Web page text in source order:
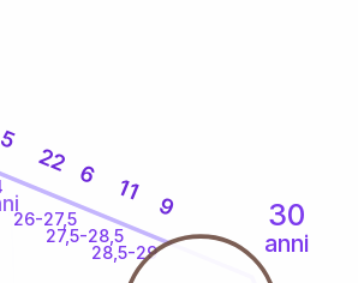
30
anni
26-27,5
27,5-28,5
28,5-29
5
22 6
11
9